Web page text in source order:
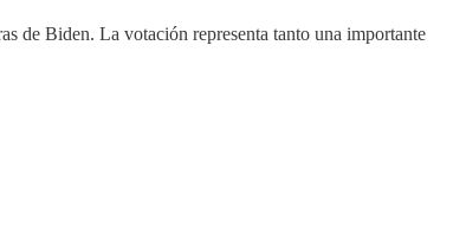
de Biden. La votación representa tanto una importante